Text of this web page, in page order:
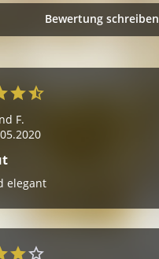
Bewertung schreiben
F.
elegant